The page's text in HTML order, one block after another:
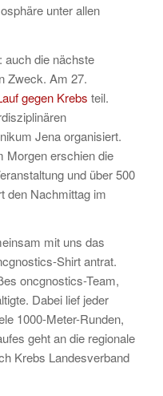
unter allen
auch die nächste
Zweck. Am 27.
gegen Krebs teil.
Jena organisiert.
Morgen erschien die
und über 500
den Nachmittag im
mit uns das
Shirt antrat.
oncgnostics-Team,
Dabei lief jeder
1000-Meter-Runden,
geht an die regionale
Krebs Landesverband